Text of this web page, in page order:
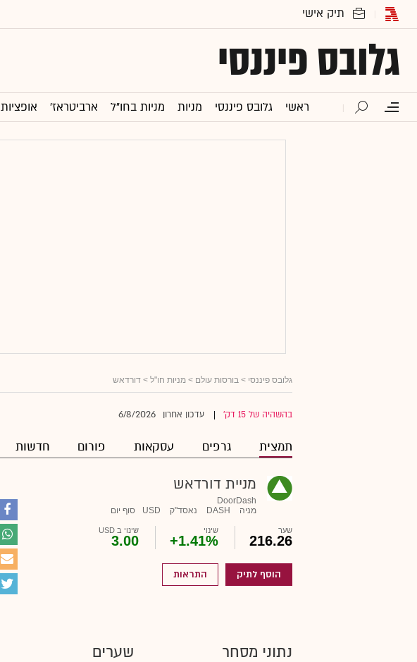
גלובס פיננסי
ראשי גלובס פיננסי מניות מניות בחו"ל ארביטראז' אופציות
גלובס פיננסי > בורסות עולם > מניות חו"ל > דורדאש
בהשהיה של 15 דק' עדכון אחרון 6/8/2026
תמצית גרפים עסקאות פורום חדשות
מניית דורדאש
DoorDash
מניה
DASH נאסד"ק USD סוף יום
שער
216.26
שינוי
+1.41%
שינוי ב USD
3.00
הוסף לתיק התראות
נתוני מסחר שערים